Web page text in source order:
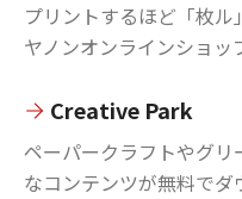
プリントするほど「枚
ヤノンオンラインショッ
Creative Park
ペーパークラフトやグリ
なコンテンツが無料でダ